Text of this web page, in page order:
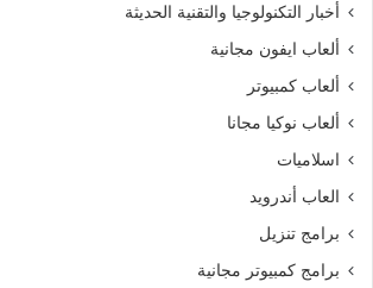
أخبار التكنولوجيا والتقنية الحديثة
ألعاب ايفون مجانية
ألعاب كمبيوتر
ألعاب نوكيا مجانا
اسلاميات
العاب أندرويد
برامج تنزيل
برامج كمبيوتر مجانية